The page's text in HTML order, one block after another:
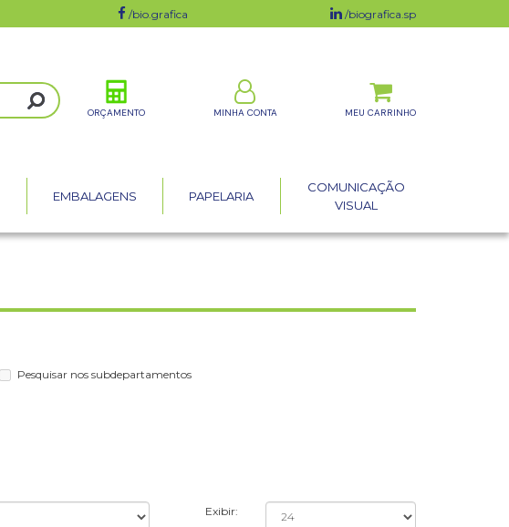
/bio.grafica /biografica.sp
ORÇAMENTO MINHA CONTA
EMBALAGENS PAPELARIA
COMUNICAÇÃO
VISUAL
Pesquisar nos subdepartamentos
Exibir: